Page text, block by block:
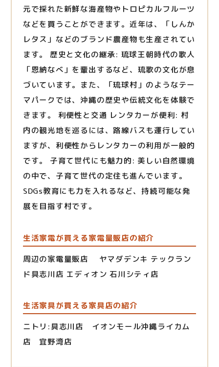
元で採れた新鮮な海産物やトロピカルフルーツ
などを買うことができます。近年は、「しんか
レタス」などのブランド農産物も生産されてい
ます。 歴史と文化の継承: 琉球王朝時代の歌人
「恩納なべ」を輩出するなど、琉歌の文化が息
づいています。また、「琉球村」のようなテー
マパークでは、沖縄の歴史や伝統文化を体験で
きます。 利便性と交通 レンタカーが便利: 村
内の観光地を巡るには、路線バスも運行してい
ますが、利便性からレンタカーの利用が一般的
です。 子育て世代にも魅力的: 美しい自然環境
の中で、子育て世代の定住も進んでいます。
SDGs教育にも力を入れるなど、持続可能な発
展を目指す村です。
生活家電が買える家電量販店の紹介
周辺の家電量販店 ヤマダデンキ テックラン
ド具志川店 エディオン 石川シティ店
生活家具が買える家具店の紹介
ニトリ:具志川店 イオンモール沖縄ライカム
店 宜野湾店